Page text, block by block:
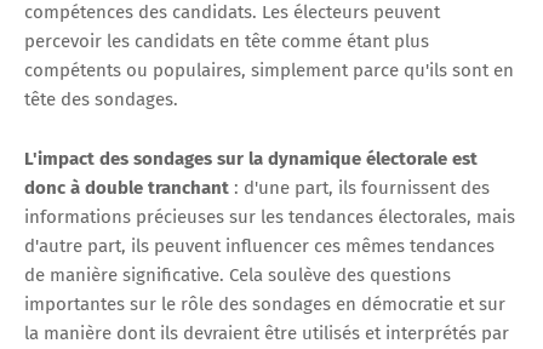
compétences des candidats. Les électeurs peuvent
percevoir les candidats en tête comme étant plus
compétents ou populaires, simplement parce qu'ils sont en
tête des sondages.
L'impact des sondages sur la dynamique électorale est
donc à double tranchant : d'une part, ils fournissent des
informations précieuses sur les tendances électorales, mais
d'autre part, ils peuvent influencer ces mêmes tendances
de manière significative. Cela soulève des questions
importantes sur le rôle des sondages en démocratie et sur
la manière dont ils devraient être utilisés et interprétés par